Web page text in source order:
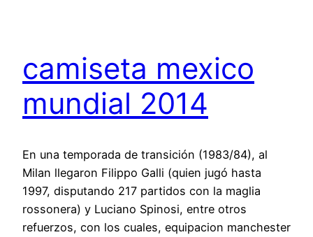
camiseta mexico
mundial 2014
En una temporada de transición (1983/84), al
Milan llegaron Filippo Galli (quien jugó hasta
1997, disputando 217 partidos con la maglia
rossonera) y Luciano Spinosi, entre otros
refuerzos, con los cuales, equipacion manchester